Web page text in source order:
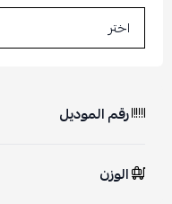
رقم الموديل
الوزن